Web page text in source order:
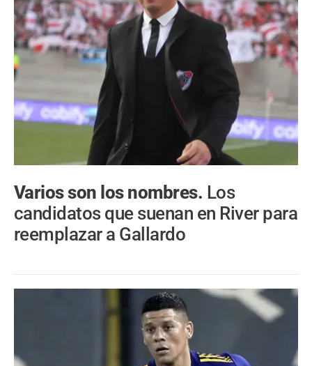
Varios son los nombres. Los
candidatos que suenan en River para
reemplazar a Gallardo